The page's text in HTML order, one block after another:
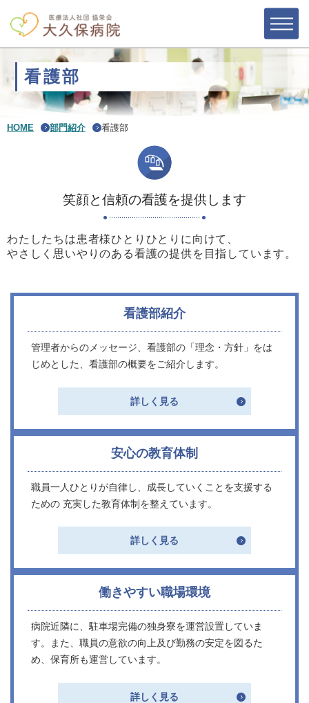
看護部
HOME 部門紹介 看護部
笑顔と信頼の看護を提供します
わたしたちは患者様ひとりひとりに向けて、
やさしく思いやりのある看護の提供を目指しています。
看護部紹介
管理者からのメッセージ、看護部の「理念・方針」をは
じめとした、看護部の概要をご紹介します。
詳しく見る
安心の教育体制
職員一人ひとりが自律し、成長していくことを支援する
ための 充実した教育体制を整えています。
詳しく見る
働きやすい職場環境
病院近隣に、駐車場完備の独身寮を運営設置していま
す。また、職員の意欲の向上及び勤務の安定を図るた
め、保育所も運営しています。
詳しく見る